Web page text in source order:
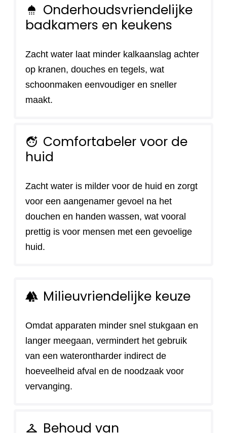
shower
Onderhoudsvriendelijke
badkamers en keukens
Zacht water laat minder kalkaanslag achter
op kranen, douches en tegels, wat
schoonmaken eenvoudiger en sneller
maakt.
face_retouching_natural Comfortabeler voor de
huid
Zacht water is milder voor de huid en zorgt
voor een aangenamer gevoel na het
douchen en handen wassen, wat vooral
prettig is voor mensen met een gevoelige
huid.
forest Milieuvriendelijke keuze
Omdat apparaten minder snel stukgaan en
langer meegaan, vermindert het gebruik
van een waterontharder indirect de
hoeveelheid afval en de noodzaak voor
vervanging.
checkroom Behoud van